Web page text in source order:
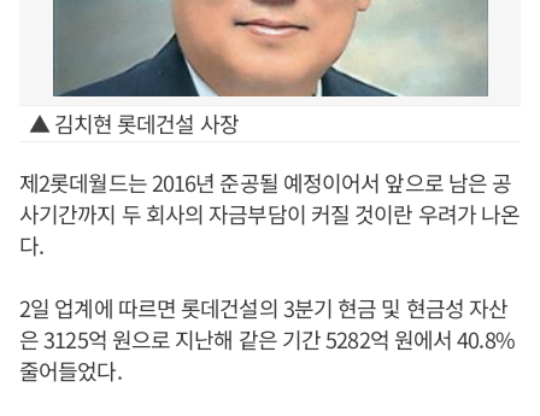
▲ 김치현 롯데건설 사장
제2롯데월드는 2016년 준공될 예정이어서 앞으로 남은 공
사기간까지 두 회사의 자금부담이 커질 것이란 우려가 나온
다.
2일 업계에 따르면 롯데건설의 3분기 현금 및 현금성 자산
은 3125억 원으로 지난해 같은 기간 5282억 원에서 40.8%
줄어들었다.